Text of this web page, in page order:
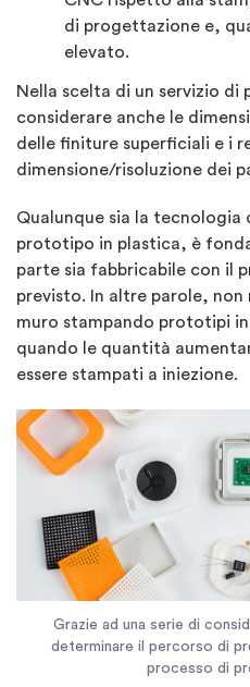
di progettazione e,
elevato.
Nella scelta di un servizio
considerare anche le
delle finiture superficiali e i
dimensione/risoluzione dei
Qualunque sia la tecnologia
prototipo in plastica, è
parte sia fabbricabile con il
previsto. In altre parole, non
muro stampando prototipi
quando le quantità
essere stampati a iniezione.
Grazie ad una serie di
determinare il percorso di
processo di